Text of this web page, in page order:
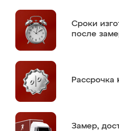
Сроки
после
Рассрочка
Замер,